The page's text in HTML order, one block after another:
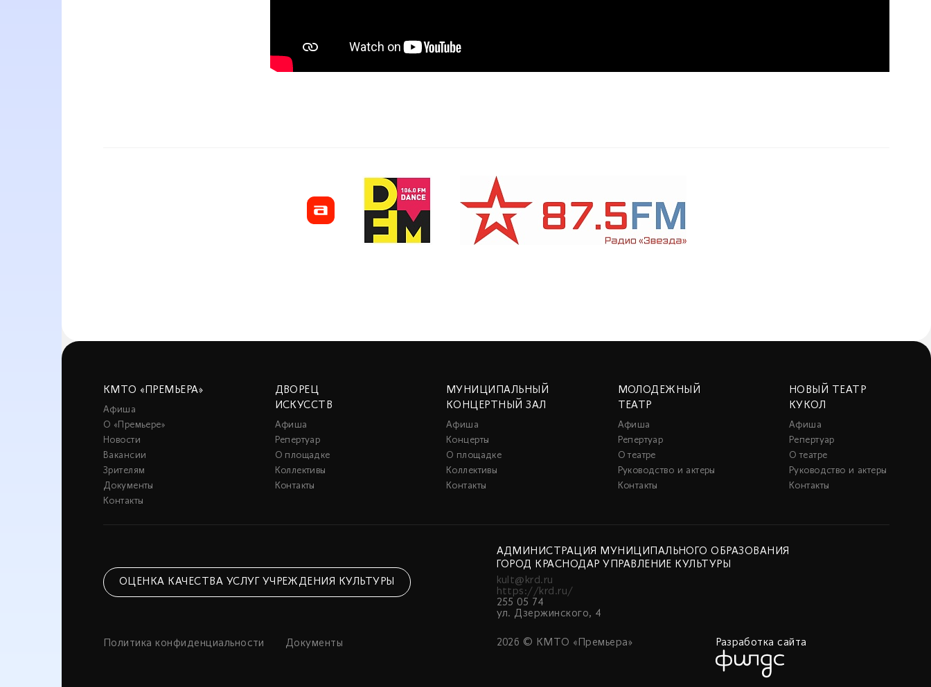
КМТО «ПРЕМЬЕРА»
Афиша
О «Премьере»
Новости
Вакансии
Зрителям
Документы
Контакты
ДВОРЕЦ
ИСКУССТВ
Афиша
Репертуар
О площадке
Коллективы
Контакты
МУНИЦИПАЛЬНЫЙ
КОНЦЕРТНЫЙ ЗАЛ
Афиша
Концерты
О площадке
Коллективы
Контакты
МОЛОДЕЖНЫЙ
ТЕАТР
Афиша
Репертуар
О театре
Руководство и актеры
Контакты
НОВЫЙ ТЕАТР
КУКОЛ
Афиша
Репертуар
О театре
Руководство и актеры
Контакты
ОЦЕНКА КАЧЕСТВА УСЛУГ УЧРЕЖДЕНИЯ КУЛЬТУРЫ
АДМИНИСТРАЦИЯ МУНИЦИПАЛЬНОГО ОБРАЗОВАНИЯ
ГОРОД КРАСНОДАР УПРАВЛЕНИЕ КУЛЬТУРЫ
kult@krd.ru
https://krd.ru/
255 05 74
ул. Дзержинского, 4
Политика конфиденциальности Документы 2026 © КМТО «Премьера» Разработка сайта